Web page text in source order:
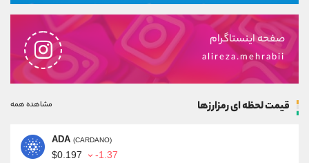
صفحه اینستاگرام
alireza.mehrabii
قیمت لحظه ای رمزارزها مشاهده همه
ADA (CARDANO)
$0.197 -1.37